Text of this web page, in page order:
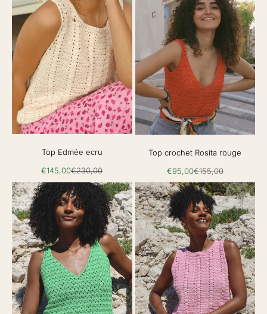
Top Edmée ecru
Prix de vente
€145,00Prix normal
€230,00
Top crochet Rosita rouge
Prix de vente
€95,00Prix normal
€155,00